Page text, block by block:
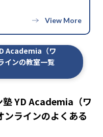
Academia（ワ
インの教室一覧
YD Academia（ワ
ンラインのよくある